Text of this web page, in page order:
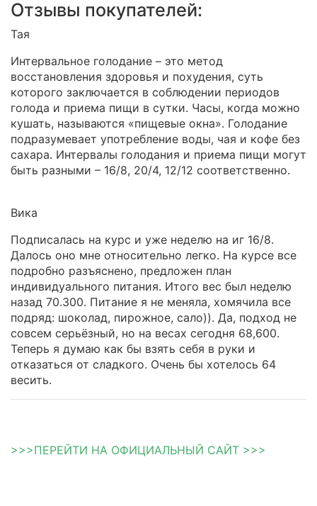
Отзывы покупателей:
Тая
Интервальное голодание – это метод
восстановления здоровья и похудения, суть
которого заключается в соблюдении периодов
голода и приема пищи в сутки. Часы, когда можно
кушать, называются «пищевые окна». Голодание
подразумевает употребление воды, чая и кофе без
сахара. Интервалы голодания и приема пищи могут
быть разными – 16/8, 20/4, 12/12 соответственно.
Вика
Подписалась на курс и уже неделю на иг 16/8.
Далось оно мне относительно легко. На курсе все
подробно разъяснено, предложен план
индивидуального питания. Итого вес был неделю
назад 70.300. Питание я не меняла, хомячила все
подряд: шоколад, пирожное, сало)). Да, подход не
совсем серьёзный, но на весах сегодня 68,600.
Теперь я думаю как бы взять себя в руки и
отказаться от сладкого. Очень бы хотелось 64
весить.
>>>ПЕРЕЙТИ НА ОФИЦИАЛЬНЫЙ САЙТ >>>